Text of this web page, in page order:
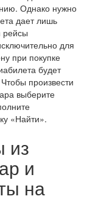
Однако нужно
дает лишь
рейсы
для
при покупке
будет
произвести
выберите
«Найти».
из
и
на